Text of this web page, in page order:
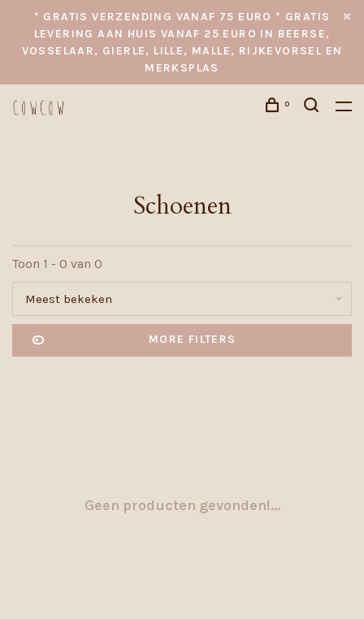
* GRATIS VERZENDING VANAF 75 EURO * GRATIS
LEVERING AAN HUIS VANAF 25 EURO IN BEERSE,
VOSSELAAR, GIERLE, LILLE, MALLE, RIJKEVORSEL EN
MERKSPLAS
0
Schoenen
Toon 1 - 0 van 0
Meest bekeken
MORE FILTERS
Geen producten gevonden!...